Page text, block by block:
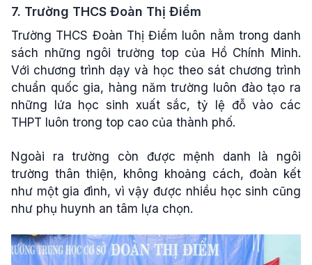
7. Trường THCS Đoàn Thị Điểm
Trường THCS Đoàn Thị Điểm luôn nằm trong danh
sách những ngôi trường top của Hồ Chính Minh.
Với chương trình dạy và học theo sát chương trình
chuẩn quốc gia, hàng năm trường luôn đào tạo ra
những lứa học sinh xuất sắc, tỷ lệ đỗ vào các
THPT luôn trong top cao của thành phố.
Ngoài ra trường còn được mệnh danh là ngôi
trường thân thiện, không khoảng cách, đoàn kết
như một gia đình, vì vậy được nhiều học sinh cũng
như phụ huynh an tâm lựa chọn.